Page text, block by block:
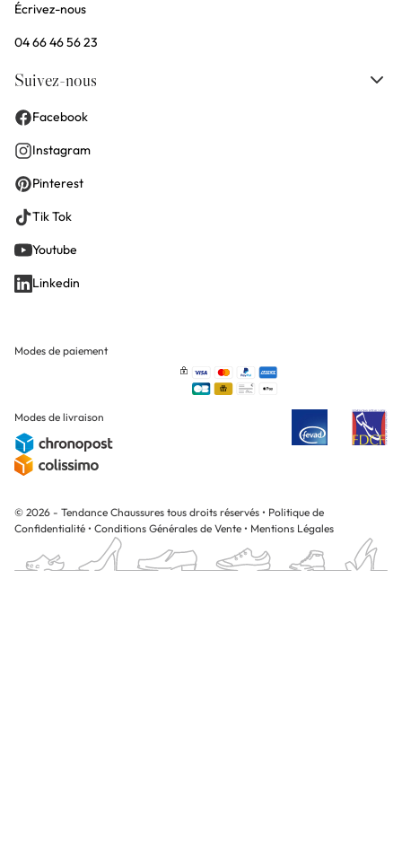
Écrivez-nous
04 66 46 56 23
Suivez-nous
Facebook
Instagram
Pinterest
Tik Tok
Youtube
Linkedin
Modes de paiement
Modes de livraison
© 2026 - Tendance Chaussures tous droits réservés • Politique de
Confidentialité • Conditions Générales de Vente • Mentions Légales